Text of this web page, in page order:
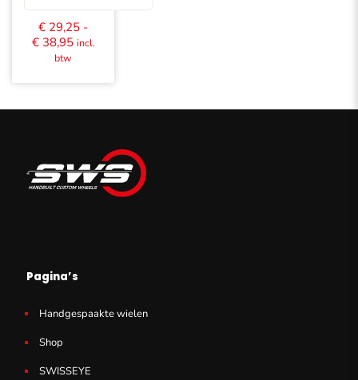
€ 29,25 -
€38,95Prijsklasse:
incl.
btw
Pagina’s
Handgespaakte wielen
Shop
SWISSEYE